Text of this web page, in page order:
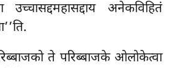
उच्चासद्दमहासद्दाय अनेकविहितं
ते परिब्बाजके ओलोकेत्वा